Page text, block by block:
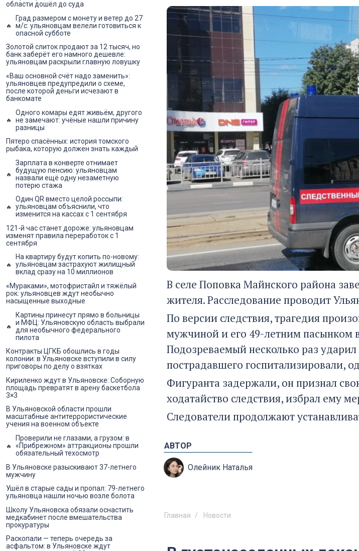
В селе Поповка Майнского района
жителя. Расследование проводит
По версии следствия, трагедия
мужчиной и его 49-летним пасынком
Подозреваемый несколько раз
пострадавшего госпитализировали,
Фигуранта задержали, он признал
ходатайство следствия, избрал ему
Следователи продолжают
АВТОР
Олейник Наталья
Главная Новости
области дошёл до суда
Град размером с монету и ветер до 27
м/с: ульяновцам велели готовиться к
опасной субботе
Золотой слиток продают за 12 тысяч, но
банк заберёт его намного дешевле:
ульяновцам раскрыли главную ловушку
«Ваш основной счёт надо заменить»:
ульяновцев предупредили о схеме,
после которой деньги исчезают в
банкомате
Одного комары едят живьём, другого
не замечают: учёные нашли причину
разницы
Пятеро спасённых: история томского
рыбака, которую должен знать каждый
Зарплата в конверте отнимает
будущую пенсию: ульяновцам
назвали ещё одну незаметную
потерю стажа
Один QR вместо целой россыпи:
ульяновцам объяснили, что
изменится на кассах с 1 сентября
121-й час станет дороже: ульяновцам
изменят правила переработок с 1
сентября
На квартиру будут копить по-новому:
ульяновцам застрахуют жилищный
вклад сразу на 10 миллионов
«Мураками», мотофристайл и тяжёлый
рок: ульяновцев ждут необычно
насыщенные выходные
Картины принесут прямо в больницы
и МФЦ: Ульяновскую область выбрали
для необычного федерального
пилота
Контракты ЦГКБ обошлись в годы
колонии: в Ульяновске вступили в силу
приговоры по делу о взятках
Кириленко ждут в Ульяновске: Соборную
площадь превратят в арену баскетбола
3×3
В Ульяновской области прошли
масштабные антитеррористические
учения на военном объекте
Проверили не глазами, а грузом: в
«Прибрежном» аттракционы прошли
обязательный техосмотр
В Ульяновске разыскивают 37-летнего
мужчину
Ушёл в старые сады и пропал: 79-летнего
ульяновца нашли ночью возле болота
Школу Ульяновска обязали оснастить
медкабинет после вмешательства
прокуратуры
Раскопали — теперь очередь за
асфальтом: в Ульяновске ждут